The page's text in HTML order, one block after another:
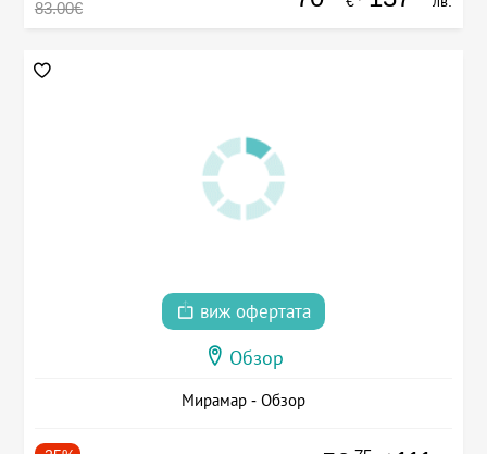
83.00€
виж офертата
Обзор
Мирамар - Обзор